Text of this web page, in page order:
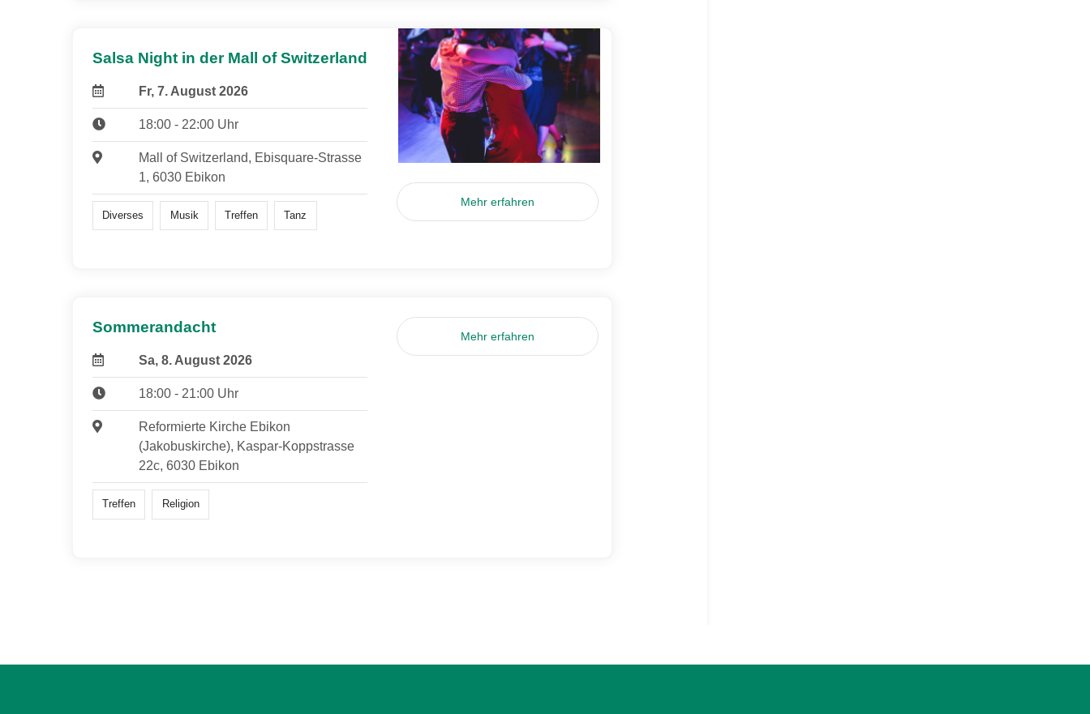
Salsa Night in der Mall of Switzerland
Fr, 7. August 2026
18:00 - 22:00 Uhr
Mall of Switzerland, Ebisquare-Strasse
1, 6030 Ebikon
Diverses Musik Treffen Tanz
Mehr erfahren
Sommerandacht
Sa, 8. August 2026
18:00 - 21:00 Uhr
Reformierte Kirche Ebikon
(Jakobuskirche), Kaspar-Koppstrasse
22c, 6030 Ebikon
Treffen Religion
Mehr erfahren